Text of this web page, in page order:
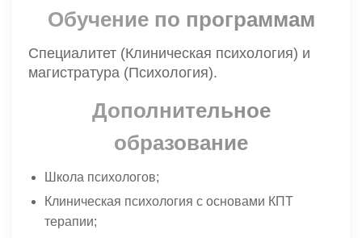
Обучение по программам
Специалитет (Клиническая психология) и
магистратура (Психология).
Дополнительное
образование
Школа психологов;
Клиническая психология с основами КПТ
терапии;